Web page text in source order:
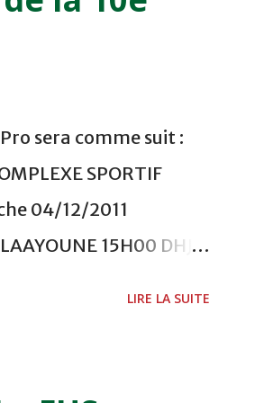
sera comme suit :
SPORTIF
04/12/2011
15H00 DHJ 0
LIRE LA SUITE